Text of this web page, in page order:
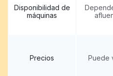
Disponibilidad de
máquinas
Precios Puede